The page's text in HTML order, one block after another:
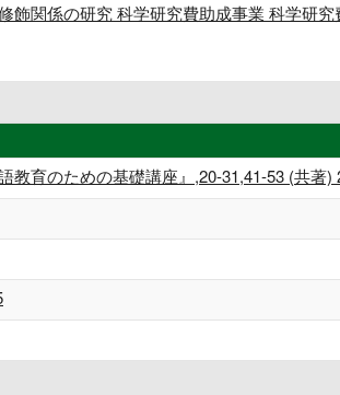
飾関係の研究 科学研究費助成事業 科学研
育のための基礎講座』,20-31,41-53 (共著)